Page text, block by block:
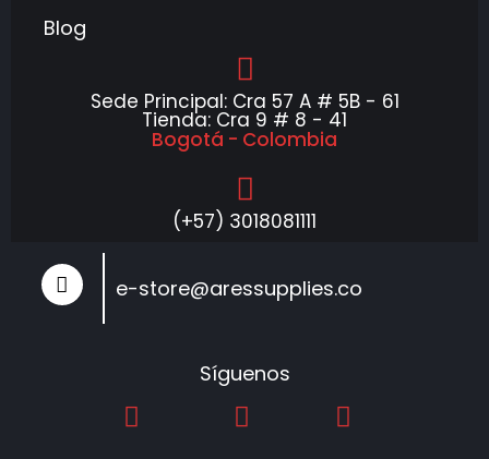
Blog
Sede Principal: Cra 57 A # 5B - 61
Tienda: Cra 9 # 8 - 41
Bogotá - Colombia
(+57) 3018081111
e-store@aressupplies.co
Síguenos